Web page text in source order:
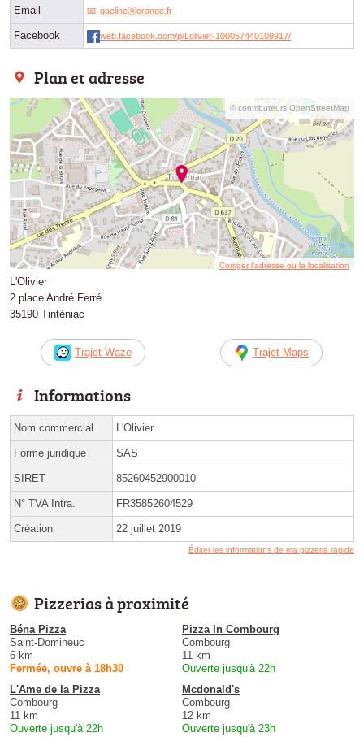
Email gaelineⓐorange.fr
Facebook web.facebook.com/p/Lolivier-100057440109917/
Plan et adresse
© contributeurs OpenStreetMap
Corriger l’adresse ou la localisation
L'Olivier
2 place André Ferré
35190 Tinténiac
Trajet Waze Trajet Maps
Informations
Nom commercial L'Olivier
Forme juridique SAS
SIRET 85260452900010
N° TVA Intra. FR35852604529
Création 22 juillet 2019
Éditer les informations de ma pizzeria rapide
Pizzerias à proximité
Béna Pizza
Saint-Domineuc
6 km
Fermée, ouvre à 18h30
Pizza In Combourg
Combourg
11 km
Ouverte jusqu'à 22h
L'Ame de la Pizza
Combourg
11 km
Ouverte jusqu'à 22h
Mcdonald's
Combourg
12 km
Ouverte jusqu'à 23h